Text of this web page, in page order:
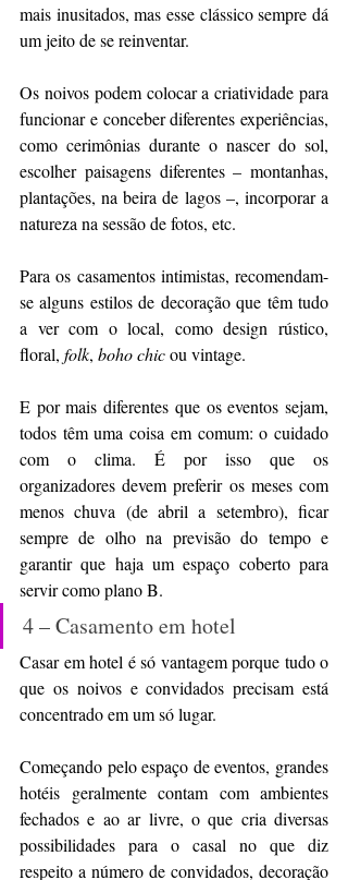
mais inusitados, mas esse clássico sempre dá
um jeito de se reinventar.
Os noivos podem colocar a criatividade para
funcionar e conceber diferentes experiências,
como cerimônias durante o nascer do sol,
escolher paisagens diferentes – montanhas,
plantações, na beira de lagos –, incorporar a
natureza na sessão de fotos, etc.
Para os casamentos intimistas, recomendam-
se alguns estilos de decoração que têm tudo
a ver com o local, como design rústico,
floral, folk, boho chic ou vintage.
E por mais diferentes que os eventos sejam,
todos têm uma coisa em comum: o cuidado
com o clima. É por isso que os
organizadores devem preferir os meses com
menos chuva (de abril a setembro), ficar
sempre de olho na previsão do tempo e
garantir que haja um espaço coberto para
servir como plano B.
4 – Casamento em hotel
Casar em hotel é só vantagem porque tudo o
que os noivos e convidados precisam está
concentrado em um só lugar.
Começando pelo espaço de eventos, grandes
hotéis geralmente contam com ambientes
fechados e ao ar livre, o que cria diversas
possibilidades para o casal no que diz
respeito a número de convidados, decoração